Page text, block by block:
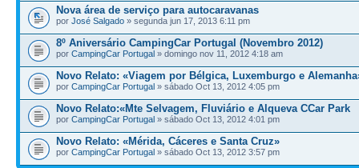
Nova área de serviço para autocaravanas
por José Salgado » segunda jun 17, 2013 6:11 pm
8º Aniversário CampingCar Portugal (Novembro 2012)
por CampingCar Portugal » domingo nov 11, 2012 4:18 am
Novo Relato: «Viagem por Bélgica, Luxemburgo e
por CampingCar Portugal » sábado Oct 13, 2012 4:05 pm
Novo Relato:«Mte Selvagem, Fluviário e Alqueva CCar Park
por CampingCar Portugal » sábado Oct 13, 2012 4:01 pm
Novo Relato: «Mérida, Cáceres e Santa Cruz»
por CampingCar Portugal » sábado Oct 13, 2012 3:57 pm